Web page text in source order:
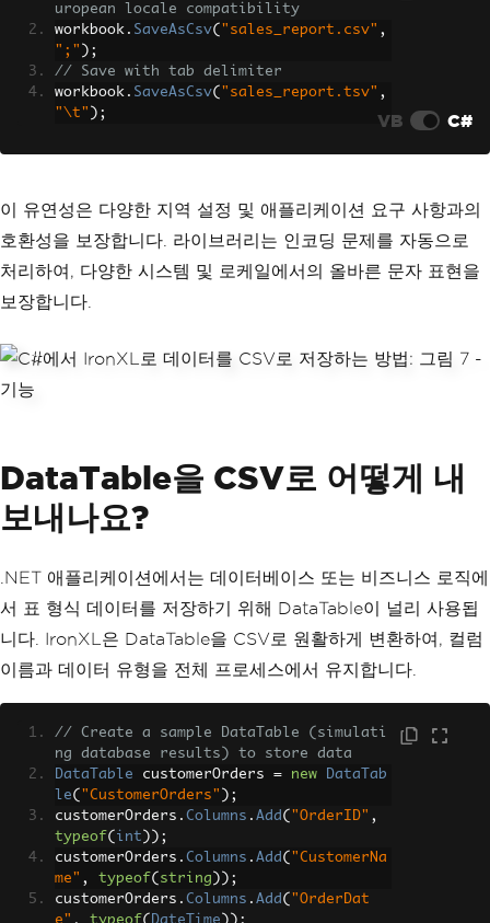
uropean locale compatibility
workbook . SaveAsCsv( "sales_report.csv" ,
";" );
// Save with tab delimiter
workbook . SaveAsCsv( "sales_report.tsv" ,
"\t" ); VB C#
이 유연성은 다양한 지역 설정 및 애플리케이션 요구 사항과의
호환성을 보장합니다. 라이브러리는 인코딩 문제를 자동으로
처리하여, 다양한 시스템 및 로케일에서의 올바른 문자 표현을
보장합니다.
DataTable을 CSV로 어떻게 내
보내나요?
.NET 애플리케이션에서는 데이터베이스 또는 비즈니스 로직에
서 표 형식 데이터를 저장하기 위해 DataTable이 널리 사용됩
니다. IronXL은 DataTable을 CSV로 원활하게 변환하여, 컬럼
이름과 데이터 유형을 전체 프로세스에서 유지합니다.
// Create a sample DataTable (simulati
ng database results) to store data
DataTable customerOrders = new
DataTab
le( "CustomerOrders" );
customerOrders . Columns . Add ( "OrderID" ,
typeof( int ));
customerOrders . Columns . Add ( "CustomerNa
me" , typeof( string ));
customerOrders . Columns . Add ( "OrderDat